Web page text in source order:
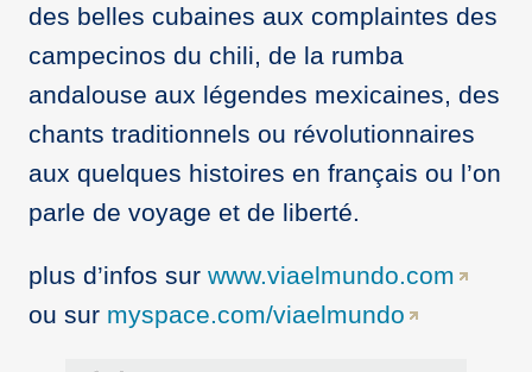
des belles cubaines aux complaintes des
campecinos du chili, de la rumba
andalouse aux légendes mexicaines, des
chants traditionnels ou révolutionnaires
aux quelques histoires en français ou l’on
parle de voyage et de liberté.
plus d’infos sur www.viaelmundo.com
ou sur myspace.com/viaelmundo